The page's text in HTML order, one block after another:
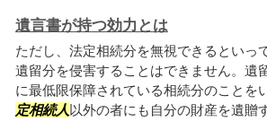
遺言書が持つ効力とは
ただし、法定相続分を無視できるといっ
遺留分を侵害することはできません。遺
に最低限保障されている相続分のことを
定相続人 以外の者にも自分の財産を遺贈